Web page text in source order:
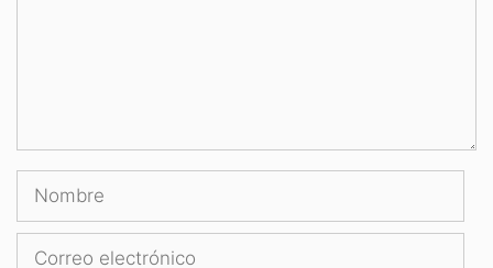
Nombre
Correo